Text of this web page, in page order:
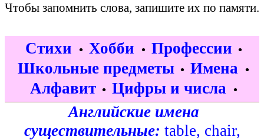
Чтобы запомнить слова, запишите их по памяти.
Стихи • Хобби • Профессии •
Школьные предметы • Имена •
Алфавит • Цифры и числа •
Английские имена
существительные: table, chair,